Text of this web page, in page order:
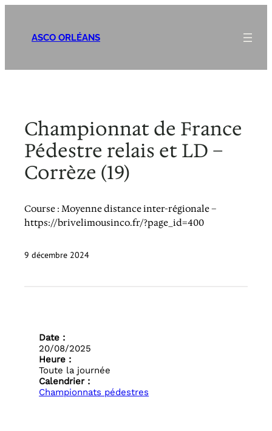
contenuASCO ORLÉANS
Championnat de France
Pédestre relais et LD –
Corrèze (19)
Course : Moyenne distance inter-régionale –
https://brivelimousinco.fr/?page_id=400
9 décembre 2024
Date :
20/08/2025
Heure :
Toute la journée
Calendrier :
Championnats pédestres